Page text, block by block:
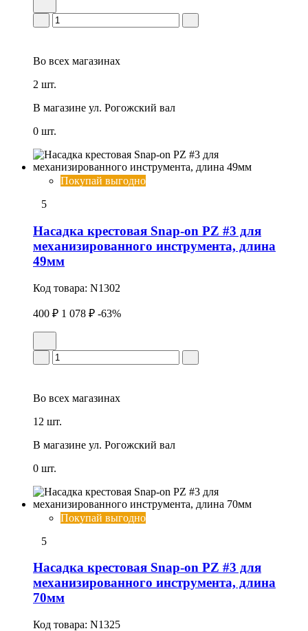
Во всех магазинах
2 шт.
В магазине ул. Рогожский вал
0 шт.
Покупай выгодно
5
Насадка крестовая Snap-on PZ #3 для
механизированного инструмента, длина
49мм
Код товара: N1302
400 ₽ 1 078 ₽ -63%
Во всех магазинах
12 шт.
В магазине ул. Рогожский вал
0 шт.
Покупай выгодно
5
Насадка крестовая Snap-on PZ #3 для
механизированного инструмента, длина
70мм
Код товара: N1325